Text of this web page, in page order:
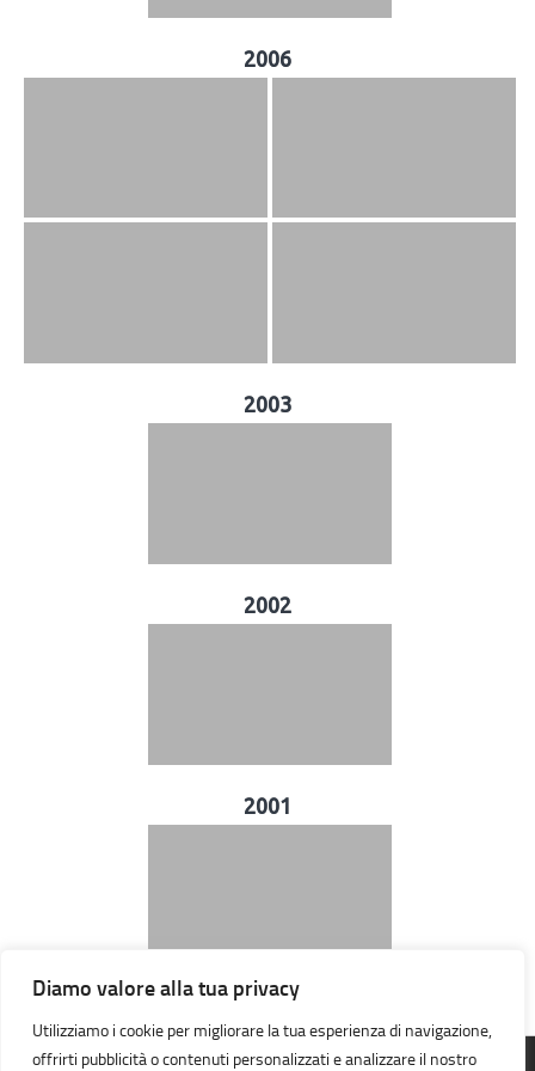
Diamo valore alla tua privacy
Utilizziamo i cookie per migliorare la tua esperienza di navigazione,
offrirti pubblicità o contenuti personalizzati e analizzare il nostro
2006
2003
2002
2001